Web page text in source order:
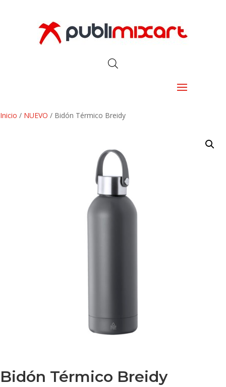
Inicio / NUEVO / Bidón Térmico Breidy
Bidón Térmico Breidy